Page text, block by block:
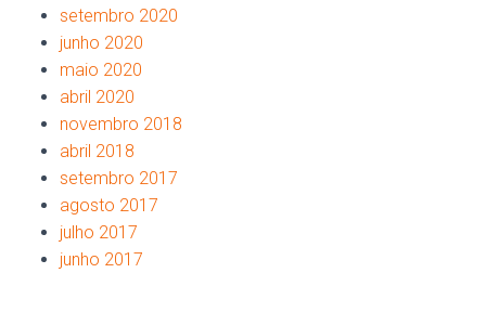
setembro 2020
junho 2020
maio 2020
abril 2020
novembro 2018
abril 2018
setembro 2017
agosto 2017
julho 2017
junho 2017